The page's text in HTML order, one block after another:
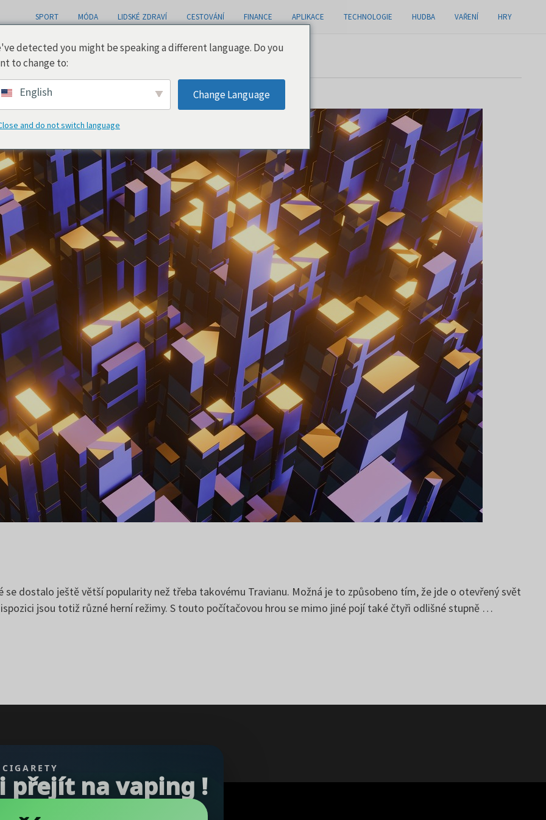
SPORT MÓDA LIDSKÉ ZDRAVÍ CESTOVÁNÍ FINANCE APLIKACE TECHNOLOGIE HUDBA VAŘENÍ HRY
dostalo ještě větší popularity než třeba takovému Travianu. Možná je to způsobeno tím, že jde o otevřený svět
jsou totiž různé herní režimy. S touto počítačovou hrou se mimo jiné pojí také čtyři odlišné stupně …
přejít na vaping !
detected you might be speaking a different language. Do you
to change to:
English Change Language
and do not switch language